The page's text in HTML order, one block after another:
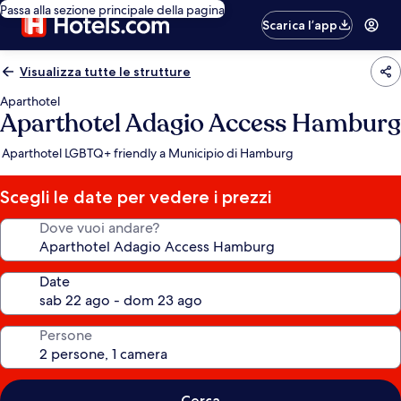
Passa alla sezione principale della pagina
Scarica l’app
Visualizza tutte le strutture
Aparthotel
Aparthotel Adagio Access Hamburg
Aparthotel LGBTQ+ friendly a Municipio di Hamburg
Scegli le date per vedere i prezzi
Dove vuoi andare?
Date
Persone